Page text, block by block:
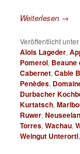
Weiterlesen →
Veröffentlicht unter
Alois Lageder,
Pomerol, Beaune
Cabernet,Cable
Penèdes,
Durbacher
Kurtatsch,
Ruwer,
Torres,Wachau,
Weingut Unterortl